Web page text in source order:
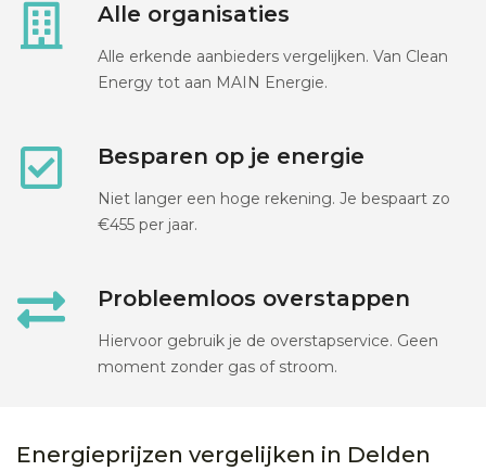
Alle organisaties
Alle erkende aanbieders vergelijken. Van Clean
Energy tot aan MAIN Energie.
Besparen op je energie
Niet langer een hoge rekening. Je bespaart zo
€455 per jaar.
Probleemloos overstappen
Hiervoor gebruik je de overstapservice. Geen
moment zonder gas of stroom.
Energieprijzen vergelijken in Delden